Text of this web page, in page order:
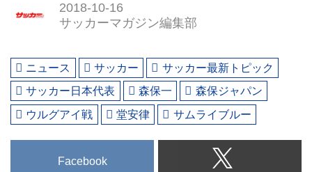
2018-10-16
サッカーマガジン編集部
ニュース サッカー
サッカー最新トピック
サッカー日本代表
森保一
森保ジャパン
ウルグアイ戦
堂安律 サムライブルー
Facebook